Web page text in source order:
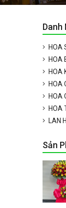
Danh
HOA
HOA
HOA
HOA
HOA
HOA
LAN
Sản